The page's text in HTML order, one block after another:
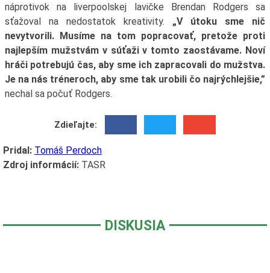
náprotivok na liverpoolskej lavičke Brendan Rodgers sa
sťažoval na nedostatok kreativity. „V útoku sme nič
nevytvorili. Musíme na tom popracovať, pretože proti
najlepším mužstvám v súťaži v tomto zaostávame. Noví
hráči potrebujú čas, aby sme ich zapracovali do mužstva.
Je na nás tréneroch, aby sme tak urobili čo najrýchlejšie,”
nechal sa počuť Rodgers.
Zdieľajte:
Pridal: Tomáš Perdoch
Zdroj informácií:TASR
DISKUSIA